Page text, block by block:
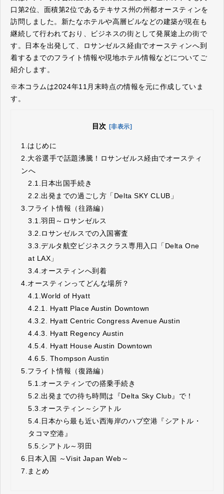
口第2位、面積第2位であるテキサス州の州都オースティンを
訪問しました。新たなホテルや高層ビルなどの建築が現在も
継続して行われており、ビジネスの街として発展途上の街で
す。日本を出発して、ロサンゼルス経由でオースティンへ到
着するまでのフライト情報や現地ホテル情報などについてご
紹介します。
※本コラムは2024年11月末時点の情報を元に作成していま
す。
目次 [非表示]
1. はじめに
2. 大谷選手で話題沸騰！ロサンゼルス経由でオースティ
ンへ
2.1.
日本出国手続き
2.2.出発までの過ごし方「Delta SKY CLUB」
3. フライト情報（往路編）
3.1.羽田～ロサンゼルス
3.2. ロサンゼルスでの入国審査
3.3.デルタ航空ビジネスクラス専用入口「Delta One
at LAX」
3.4. オースティンへ到着
4. オースティンってどんな場所？
4.1.World of Hyatt
4.2. 1. Hyatt Place Austin Downtown
4.3. 2. Hyatt Centric Congress Avenue Austin
4.4.3. Hyatt Regency Austin
4.5.4. Hyatt House Austin Downtown
4.6.5. Thompson Austin
5. フライト情報（復路編）
5.1. オースティンでの搭乗手続き
5.2.出発までの待ち時間は『Delta Sky Club』で！
5.3. オースティン～シアトル
5.4. 日本から最も近い西海岸のハブ空港『シアトル・
タコマ空港』
5.5. シアトル～羽田
6. 日本入国 ～Visit Japan Web～
7. まとめ